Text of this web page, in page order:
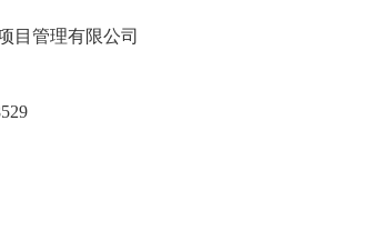
目管理有限公司